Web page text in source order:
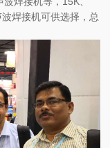
焊接机可供选择，总